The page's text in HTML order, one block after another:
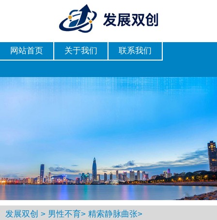
网站首页 关于我们 联系我们
发展双创 > 男性不育> 精索静脉曲张>